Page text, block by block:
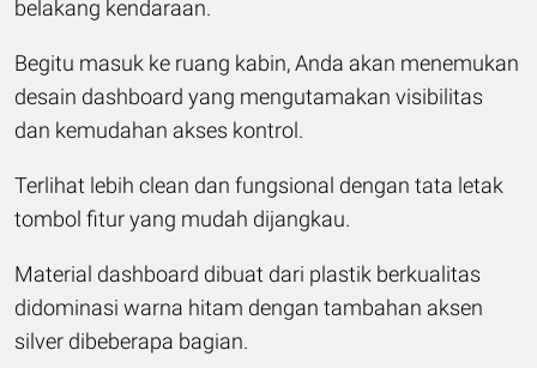
belakang kendaraan.
Begitu masuk ke ruang kabin, Anda akan menemukan
desain dashboard yang mengutamakan visibilitas
dan kemudahan akses kontrol.
Terlihat lebih clean dan fungsional dengan tata letak
tombol fitur yang mudah dijangkau.
Material dashboard dibuat dari plastik berkualitas
didominasi warna hitam dengan tambahan aksen
silver dibeberapa bagian.